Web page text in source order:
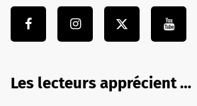
Les lecteurs apprécient …